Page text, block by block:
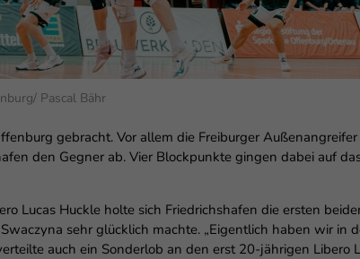
Pascal Bähr
gebracht. Vor allem die Freiburger
den Gegner ab. Vier Blockpunkte gingen dabei auf
Lucas Huckle holte sich Friedrichshafen die ersten
sehr glücklich machte. „Eigentlich haben wir in
auch ein Sonderlob an den erst 20-jährigen Libero